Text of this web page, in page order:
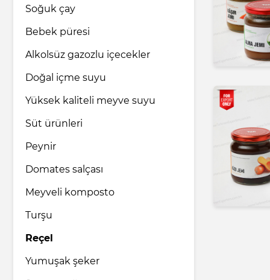
İnşaat malzemeleri
Ev ve bakım ürünleri
Nakliye ve Lojistik hizmetleri
Hukuk ve Danışmanlık hizmetleri
Soğuk çay
Bebek püresi
Alkolsüz gazozlu içecekler
Doğal içme suyu
Yüksek kaliteli meyve suyu
Süt ürünleri
Peynir
Domates salçası
Meyveli komposto
Turşu
Reçel
Yumuşak şeker